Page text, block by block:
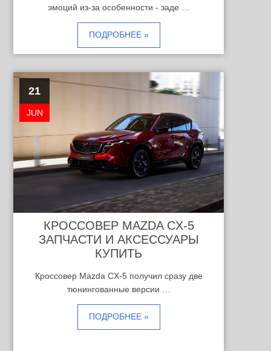
эмоций из-за особенности - заде …
ПОДРОБНЕЕ »
21
JUN
КРОССОВЕР MAZDA CX-5
ЗАПЧАСТИ И АКСЕССУАРЫ
КУПИТЬ
Кроссовер Mazda CX-5 получил сразу две
тюнингованные версии …
ПОДРОБНЕЕ »